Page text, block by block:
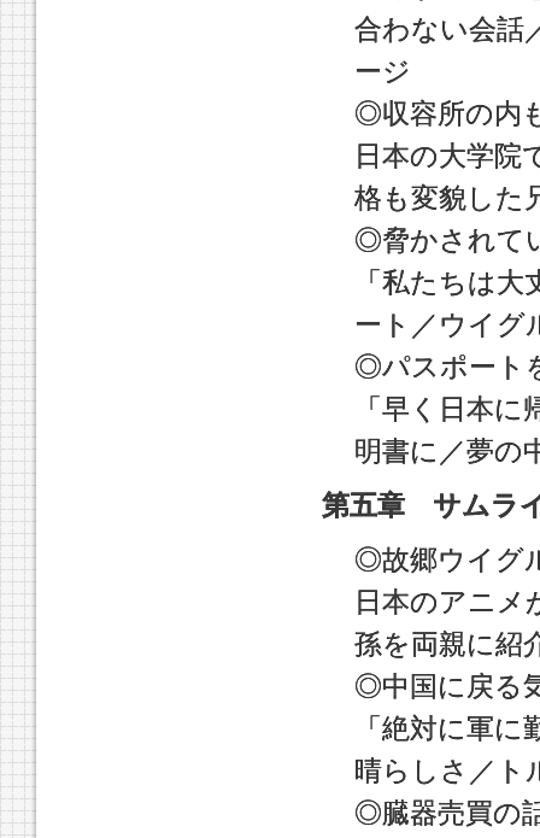
合わない会話
ージ
◎収容所の内
日本の大学院
格も変貌した
◎脅かされて
「私たちは
ート／ウイグ
◎パスポート
「早く日本
明書に／夢の
第五章 サムラ
◎故郷ウイグ
日本のアニメ
孫を両親に紹
◎中国に戻る
「絶対に軍
晴らしさ／ト
◎臓器売買の